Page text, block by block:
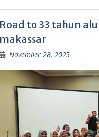
Road to 33 tahun
makassar
November 28, 2025